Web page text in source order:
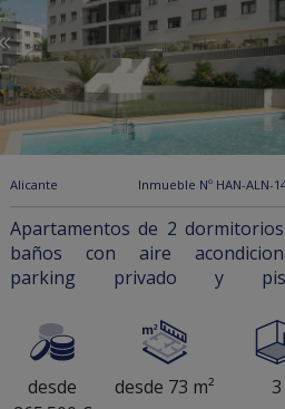
Alicante Inmueble Nº HAN-ALN-
Apartamentos de 2
baños con aire
parking privado y
desde
desde 73 m² 3